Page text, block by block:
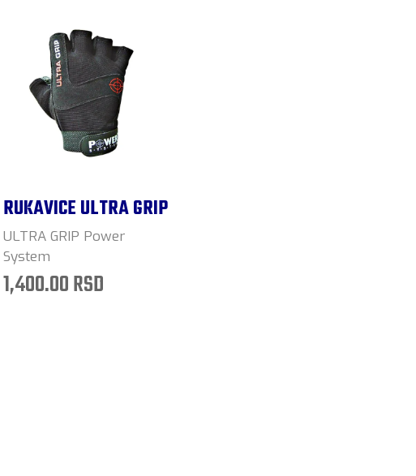
RUKAVICE ULTRA GRIP
ULTRA GRIP Power
System
1,400.00 RSD